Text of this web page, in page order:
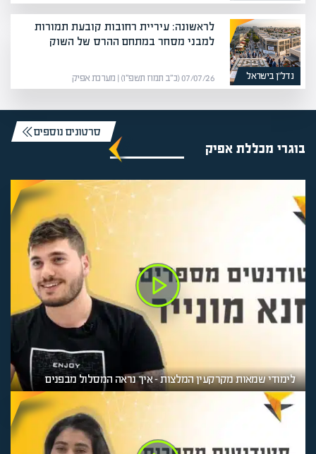
נדל”ן בישראל
לראשונה: עיריית רחובות קובעת תמורות
למבני מסחר במתחם ההרס של השוק
07/07/26 (כ״ב תמוז תשפ״ו) | מערכת אפיק
בוגרי מכללת אפיק
סרטונים נוספים
לימודי שמאות מקרקעין המלצות – איך נראה המסלול מבפנים